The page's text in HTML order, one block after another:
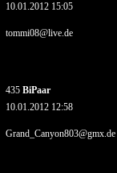
10.01.2012 15:05
tommi08@live.de
435 BiPaar
10.01.2012 12:58
Grand_Canyon803@gmx.de